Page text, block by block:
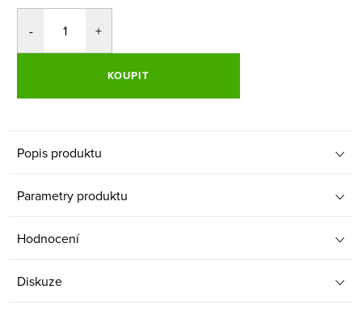
KOUPIT
Popis produktu
Parametry produktu
Hodnocení
Diskuze